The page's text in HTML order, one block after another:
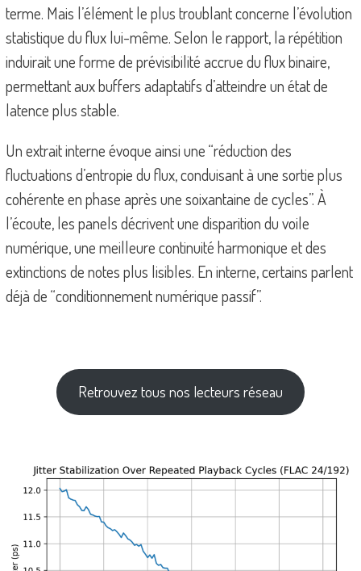
terme. Mais l’élément le plus troublant concerne l’évolution
statistique du flux lui-même. Selon le rapport, la répétition
induirait une forme de prévisibilité accrue du flux binaire,
permettant aux buffers adaptatifs d’atteindre un état de
latence plus stable.
Un extrait interne évoque ainsi une “réduction des
fluctuations d’entropie du flux, conduisant à une sortie plus
cohérente en phase après une soixantaine de cycles”. À
l’écoute, les panels décrivent une disparition du voile
numérique, une meilleure continuité harmonique et des
extinctions de notes plus lisibles. En interne, certains parlent
déjà de “conditionnement numérique passif”.
Retrouvez tous nos lecteurs réseau